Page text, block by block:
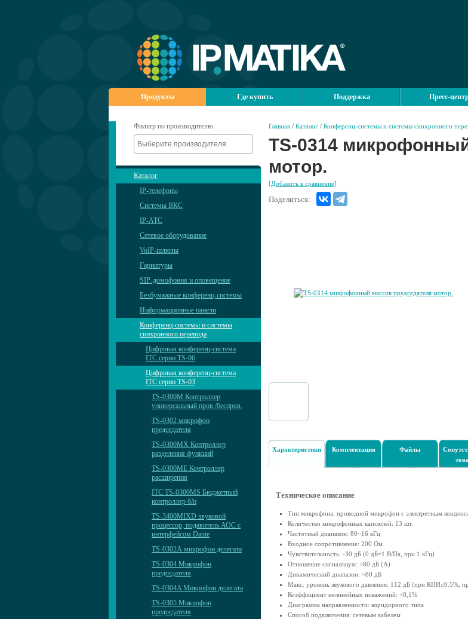
Продукты Где купить Поддержка Пресс-
Фильтр по производителю:
Каталог
IP-телефоны
Системы ВКС
IP-АТС
Сетевое оборудование
VoIP-шлюзы
Гарнитуры
SIP-домофония и оповещение
Безбумажные конференц-системы
Информационные панели
Конференц-системы и системы
синхронного перевода
Цифровая конференц-система
ITC серии TS-06
Цифровая конференц-система
ITC серии TS-03
TS-0300M Контроллер
универсальный пров./беспров.
TS-0302 микрофон
председателя
TS-0300MX Контроллер
разделения функций
TS-0300ME Контроллер
расширения
ITC TS-0300MS Бюджетный
контроллер б/п
TS-3400MIXD звуковой
процессор, подавитель АОС с
интерфейсом Dante
TS-0302А микрофон делегата
TS-0304 Микрофон
председателя
TS-0304A Микрофон делегата
TS-0305 Микрофон
председателя
Главная / Каталог / Конференц-системы и системы синхронного
TS-0314
мотор.
[Добавить в сравнение]
Поделиться:
Характеристики Комплектация Файлы
Техническое описание
Тип микрофона: проводной микрофон с электретным
Количество микрофонных капсюлей: 13 шт.
Частотный диапазон: 80~16 кГц
Входное сопротивление: 200 Ом
Чувствительность: -30 дБ (0 дБ=1 В/Па, при 1 кГц)
Отношение сигнал/шум: >80 дБ (А)
Динамический диапазон: >80 дБ
Макс. уровень звукового давления: 112 дБ (при КНИ≤0.5%,
Коэффициент нелинейных искажений: <0,1%
Диаграмма направленности: коридорного типа
Способ подключения: сетевым кабелем